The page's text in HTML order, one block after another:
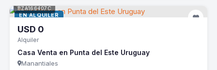
EN ALQUILER
BZA166407C
USD 0
Alquiler
Casa Venta en Punta del Este Uruguay
Manantiales